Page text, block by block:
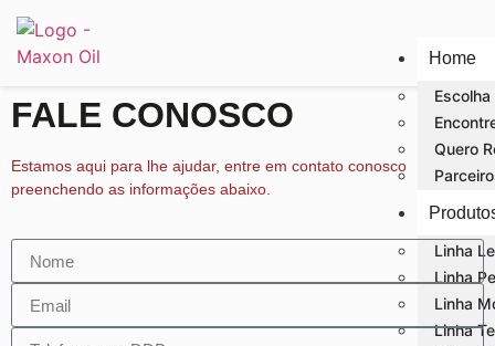
Home
Quero
Linha
Linha
Linha
Linha
FALE CONOSCO
Estamos aqui para lhe ajudar, entre em contato conosco
preenchendo as informações abaixo.